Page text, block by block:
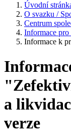
Úvodní
O svazku /
Centrum
Informace pro
Informace k
a
verze